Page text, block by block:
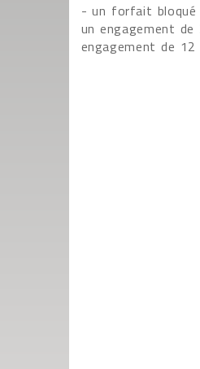
- un forfait bloqué
un engagement
engagement de 12